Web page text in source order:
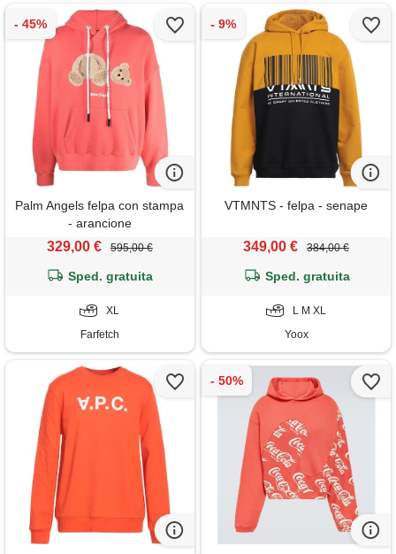
Palm Angels felpa con stampa
- arancione
329,00 € 595,00 €
Sped. gratuita
XL
Farfetch
VTMNTS - felpa - senape
349,00 € 384,00 €
Sped. gratuita
L M XL
Yoox